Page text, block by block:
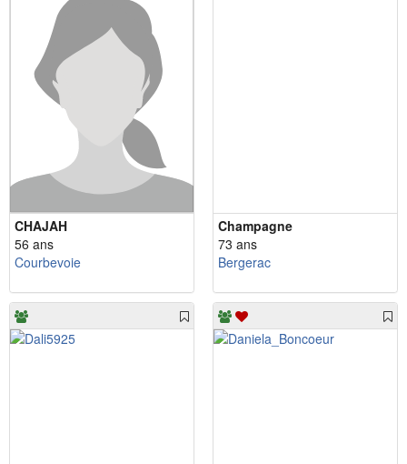
CHAJAH
56 ans
Courbevoie
Champagne
73 ans
Bergerac